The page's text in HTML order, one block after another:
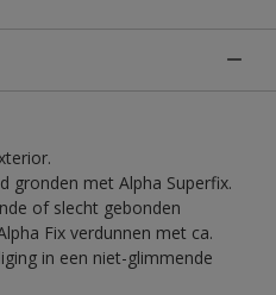
gronden met Alpha Superfix.
of slecht gebonden
Fix verdunnen met ca.
in een niet-glimmende